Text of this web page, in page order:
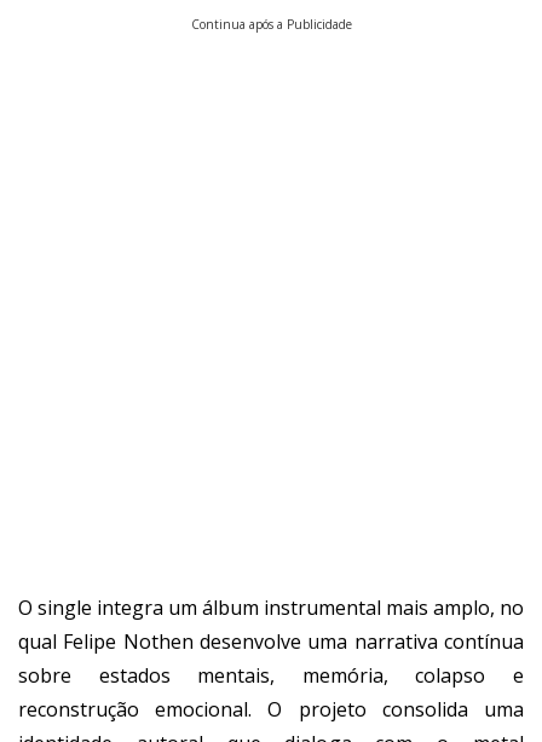
Continua após a Publicidade
O single integra um álbum instrumental mais amplo, no
qual Felipe Nothen desenvolve uma narrativa contínua
sobre estados mentais, memória, colapso e
reconstrução emocional. O projeto consolida uma